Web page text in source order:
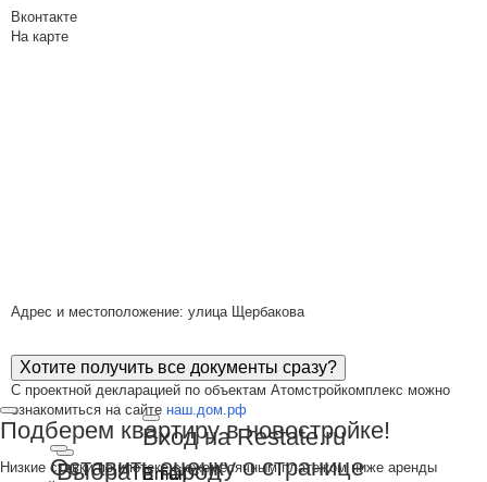
Выбрать город
Вход на Restate.ru
Email
Вконтакте
На карте
Адрес и местоположение: улица Щербакова
Хотите получить все документы сразу?
С проектной декларацией по объектам Атомстройкомплекс можно
ознакомиться на сайте наш.дом.рф
Подберем квартиру в новостройке!
Низкие ставки по ипотеке с ежемесячным платежом ниже аренды
Оставить оценку о странице